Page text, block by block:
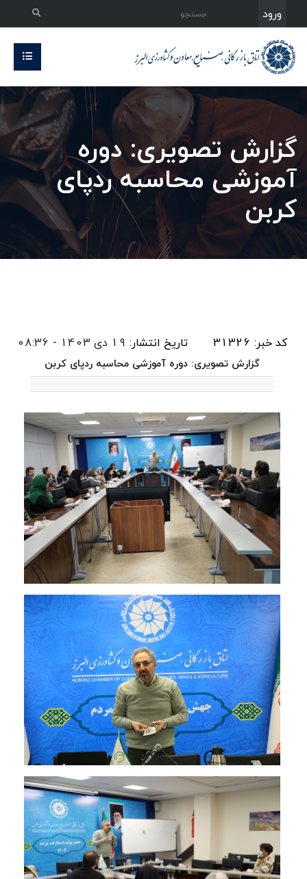
ورود
گزارش تصویری: دوره
آموزشی محاسبه ردپای
کربن
کد خبر: 31326 تاریخ انتشار: 19 دی 1403 - 08:36
گزارش تصویری: دوره آموزشی محاسبه ردپای کربن